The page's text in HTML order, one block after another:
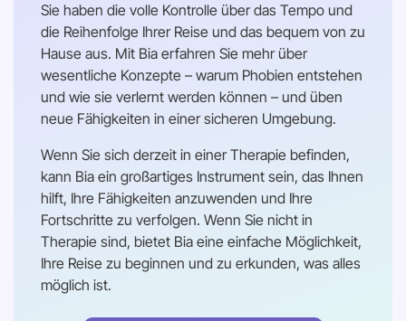
Sie haben die volle Kontrolle über das Tempo und
die Reihenfolge Ihrer Reise und das bequem von zu
Hause aus. Mit Bia erfahren Sie mehr über
wesentliche Konzepte – warum Phobien entstehen
und wie sie verlernt werden können – und üben
neue Fähigkeiten in einer sicheren Umgebung.
Wenn Sie sich derzeit in einer Therapie befinden,
kann Bia ein großartiges Instrument sein, das Ihnen
hilft, Ihre Fähigkeiten anzuwenden und Ihre
Fortschritte zu verfolgen. Wenn Sie nicht in
Therapie sind, bietet Bia eine einfache Möglichkeit,
Ihre Reise zu beginnen und zu erkunden, was alles
möglich ist.